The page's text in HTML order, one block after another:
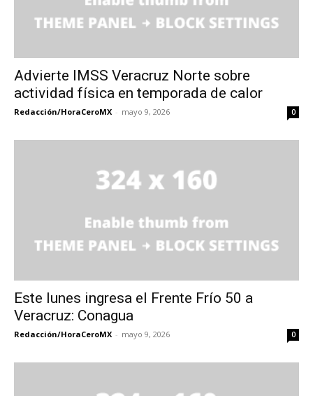
Advierte IMSS Veracruz Norte sobre
actividad física en temporada de calor
Redacción/HoraCeroMX - mayo 9, 2026 0
Este lunes ingresa el Frente Frío 50 a
Veracruz: Conagua
Redacción/HoraCeroMX - mayo 9, 2026 0